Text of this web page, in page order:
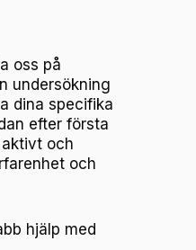
oss på
undersökning
dina specifika
efter första
och
och
hjälp med